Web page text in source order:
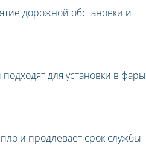
дорожной обстановки и
для установки в фары
и продлевает срок службы